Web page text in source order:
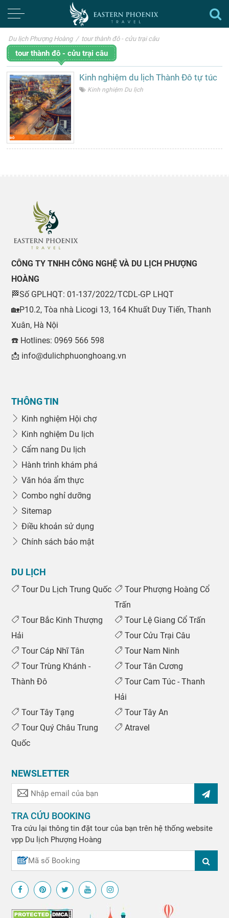
Du lịch Phượng Hoàng / tour thành đô - cửu trại câu
tour thành đô - cửu trại câu
Kinh nghiệm du lịch Thành Đô tự túc
Kinh nghiệm Du lịch
CÔNG TY TNHH CÔNG NGHỆ VÀ DU LỊCH PHƯỢNG
HOÀNG
🏁Số GPLHQT: 01-137/2022/TCDL-GP LHQT
🏡P10.2, Tòa nhà Licogi 13, 164 Khuất Duy Tiến, Thanh
Xuân, Hà Nội
☎️ Hotlines: 0969 566 598
📩 info@dulichphuonghoang.vn
THÔNG TIN
Kinh nghiệm Hội chợ
Kinh nghiệm Du lịch
Cẩm nang Du lịch
Hành trình khám phá
Văn hóa ẩm thực
Combo nghỉ dưỡng
Sitemap
Điều khoản sử dụng
Chính sách bảo mật
DU LỊCH
Tour Du Lịch Trung Quốc
Tour Phượng Hoàng Cổ
Trấn
Tour Bắc Kinh Thượng
Hải
Tour Lệ Giang Cổ Trấn
Tour Cửu Trại Câu
Tour Cáp Nhĩ Tân
Tour Nam Ninh
Tour Trùng Khánh -
Thành Đô
Tour Tân Cương
Tour Cam Túc - Thanh
Hải
Tour Tây Tạng
Tour Tây An
Tour Quý Châu Trung
Quốc
Atravel
NEWSLETTER
TRA CỨU BOOKING
Tra cứu lại thông tin đặt tour của bạn trên hệ thống website
vpp Du lịch Phượng Hoàng